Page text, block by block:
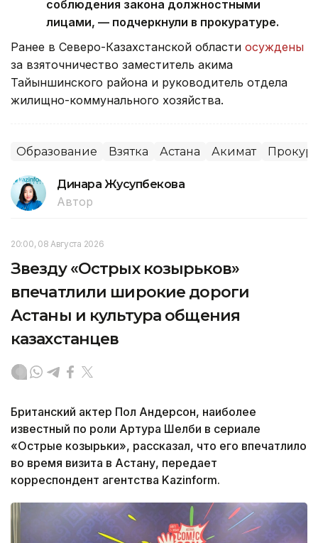
соблюдения закона должностными
лицами, — подчеркнули в прокуратуре.
Ранее в Северо-Казахстанской области осуждены
за взяточничество заместитель акима
Тайыншинского района и руководитель отдела
жилищно-коммунального хозяйства.
Образование Взятка Астана Акимат
Динара Жусупбекова
Автор
20:00, 08 Августа 2026
Звезду «Острых козырьков»
впечатлили широкие дороги
Астаны и культура общения
казахстанцев
Британский актер Пол Андерсон, наиболее
известный по роли Артура Шелби в сериале
«Острые козырьки», рассказал, что его впечатлило
во время визита в Астану, передает
корреспондент агентства Kazinform.